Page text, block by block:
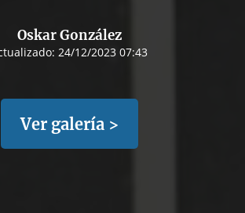
Oskar González
24/12/2023 07:43
Ver galería >